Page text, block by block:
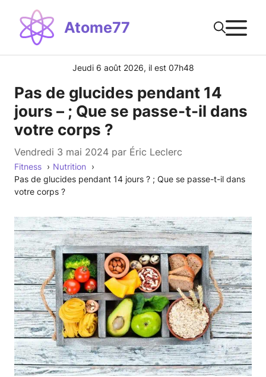
contenu
Atome77
Jeudi 6 août 2026, il est 07h48
Pas de glucides pendant 14
jours – ; Que se passe-t-il dans
votre corps ?
vendredi 3 mai 2024 par Éric Leclerc
Fitness
Nutrition
Pas de glucides pendant 14 jours ? ; Que se passe-t-il dans
votre corps ?